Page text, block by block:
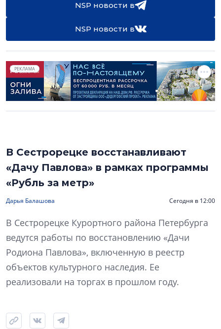
NSP новости в
NSP новости в
РЕКЛАМА
В Сестрорецке восстанавливают
«Дачу Павлова» в рамках программы
«Рубль за метр»
Дарья Балашова Сегодня в 12:00
В Сестрорецке Курортного района Петербурга
ведутся работы по восстановлению «Дачи
Родиона Павлова», включенную в реестр
объектов культурного наследия. Ее
реализовали на торгах в прошлом году.